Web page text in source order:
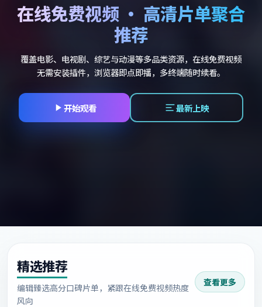
在线免费视频 · 高清片单聚合
推荐
覆盖电影、电视剧、综艺与动漫等多品类资源，在线免费视频
无需安装插件，浏览器即点即播，多终端随时续看。
开始观看 最新上映
精选推荐
编辑臻选高分口碑片单，紧跟在线免费视频热度
风向
查看更多